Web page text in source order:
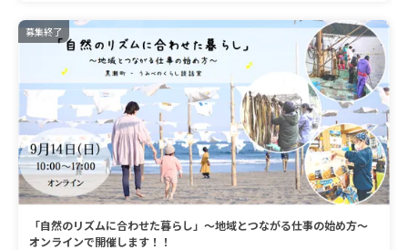
募集終了
「自然のリズムに合わせた暮らし」～地域とつながる仕事の始め方～
オンラインで開催します！！